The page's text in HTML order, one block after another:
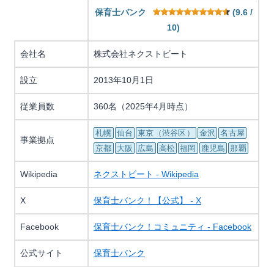
保育士バンク
(9.6 /
10)
会社名 株式会社ネクストビート
設立 2013年10月1日
従業員数 360名（2025年4月時点）
事業拠点
札幌 仙台 東京（渋谷区） 金沢
名古屋
京都
大阪 広島 高松 福岡 鹿児島 那覇
Wikipedia ネクストビート - Wikipedia
X 保育士バンク！【公式】 - X
Facebook 保育士バンク！コミュニティ - Facebook
公式サイト 保育士バンク